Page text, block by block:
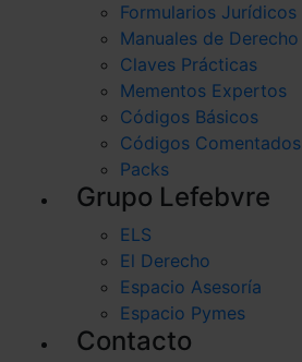
Formularios Jurídicos
Manuales de Derecho
Claves Prácticas
Mementos Expertos
Códigos Básicos
Códigos Comentados
Packs
Grupo Lefebvre
ELS
El Derecho
Espacio Asesoría
Espacio Pymes
Contacto